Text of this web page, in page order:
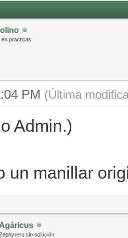
practicas
PM (Última
Admin.)
un manillar
Agáricus
sin solución